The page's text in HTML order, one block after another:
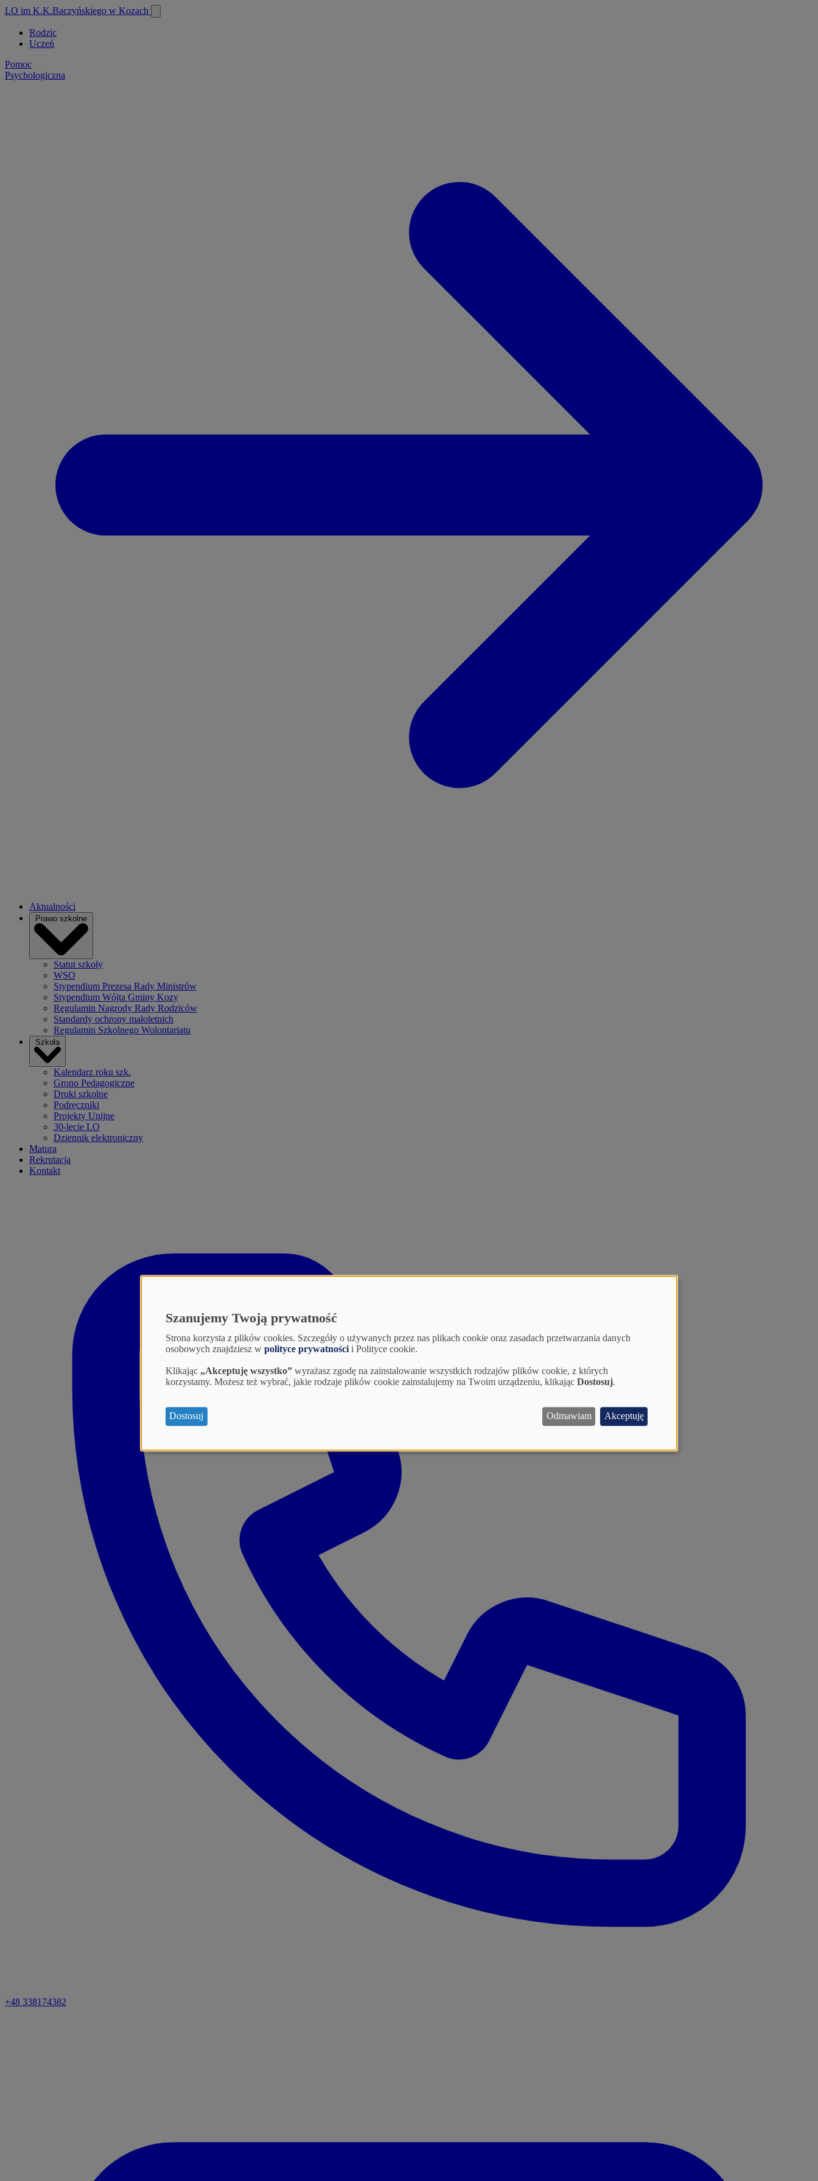
Przejdź
treści
LO im K.K.Baczyńskiego w Kozach
Top
menu
Rodzic
Uczeń
Pomoc
Psychologiczna
Główna
nawigacja
Aktualności
Prawo szkolne
Statut szkoły
WSO
Stypendium Prezesa Rady Ministrów
Stypendium Wójta Gminy Kozy
Regulamin Nagrody Rady Rodziców
Standardy ochrony małoletnich
Regulamin Szkolnego Wolontariatu
Szkoła
Kalendarz roku szk.
Grono Pedagogiczne
Druki szkolne
Podręczniki
Projekty Unijne
30-lecie LO
Dziennik elektroniczny
Matura
Rekrutacja
Kontakt
+48 338174382
Szanujemy Twoją prywatność
Strona korzysta z plików cookies. Szczegóły o używanych przez nas plikach cookie oraz zasadach przetwarzania danych
osobowych znajdziesz w polityce prywatności i Polityce cookie.
Klikając „Akceptuję wszystko” wyrażasz zgodę na zainstalowanie wszystkich rodzajów plików cookie, z których
korzystamy. Możesz też wybrać, jakie rodzaje plików cookie zainstalujemy na Twoim urządzeniu, klikając Dostosuj.
Dostosuj Odmawiam Akceptuję